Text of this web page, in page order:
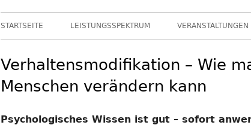
Primäres
STARTSEITE LEISTUNGSSPEKTRUM VERANSTALTUNGEN
Verhaltensmodifikation – Wie
Menschen verändern kann
Psychologisches Wissen ist gut – sofort